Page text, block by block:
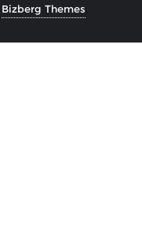
Bizberg Themes